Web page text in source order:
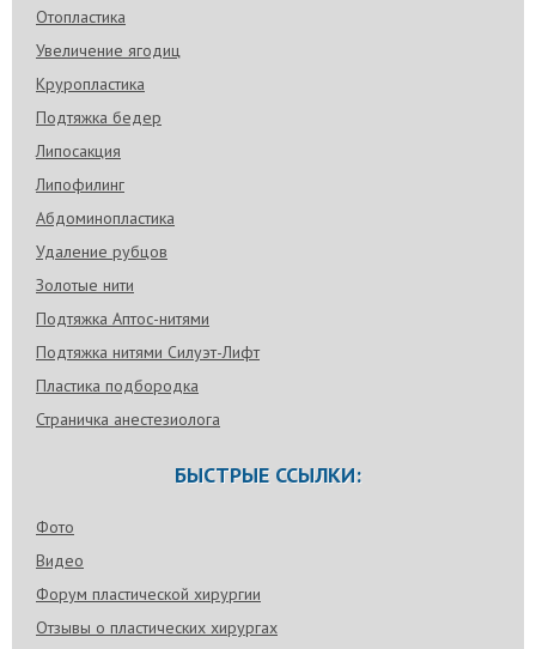
Отопластика
Увеличение ягодиц
Круропластика
Подтяжка бедер
Липосакция
Липофилинг
Абдоминопластика
Удаление рубцов
Золотые нити
Подтяжка Аптос-нитями
Подтяжка нитями Силуэт-Лифт
Пластика подбородка
Страничка анестезиолога
БЫСТРЫЕ ССЫЛКИ:
Фото
Видео
Форум пластической хирургии
Отзывы о пластических хирургах